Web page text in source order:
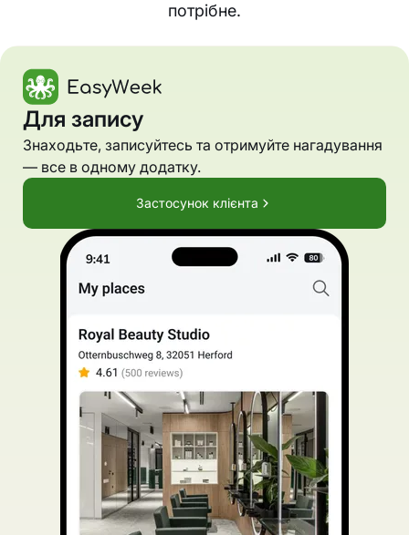
потрібне.
Для запису
Знаходьте, записуйтесь та отримуйте нагадування
— все в одному додатку.
Застосунок клієнта